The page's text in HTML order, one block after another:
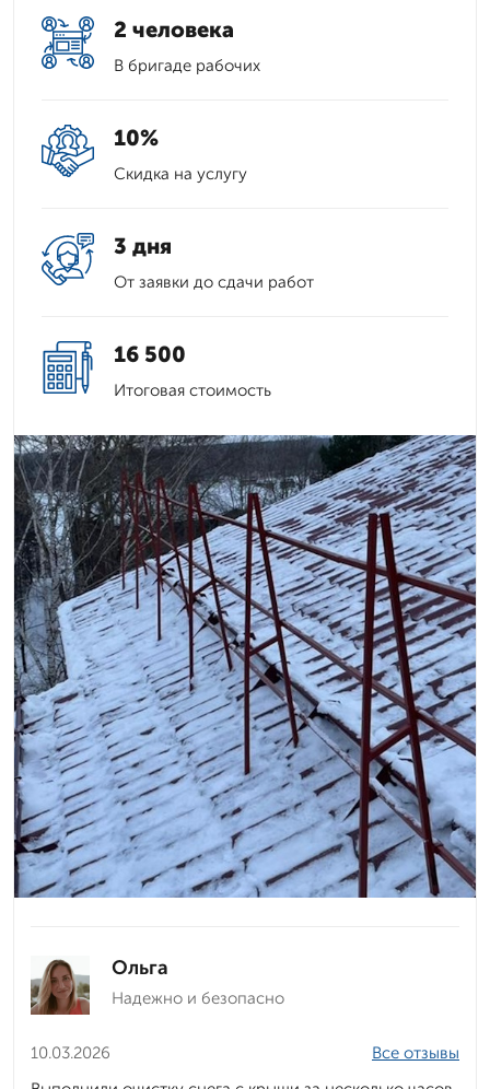
2 человека
В бригаде рабочих
10%
Скидка на услугу
3 дня
От заявки до сдачи работ
16 500
Итоговая стоимость
Ольга
Надежно и безопасно
10.03.2026
Все отзывы